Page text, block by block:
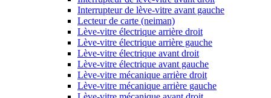
Interrupteur de lève-vitre avant gauche
Lecteur de carte (neiman)
Lève-vitre électrique arrière droit
Lève-vitre électrique arrière gauche
Lève-vitre électrique avant droit
Lève-vitre électrique avant gauche
Lève-vitre mécanique arrière droit
Lève-vitre mécanique arrière gauche